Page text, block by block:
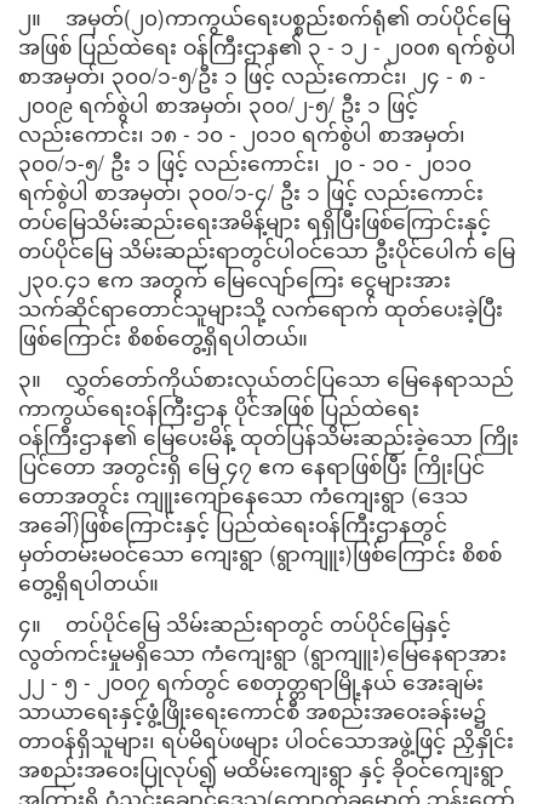
၂။ အမှတ်(၂၀)ကာကွယ်ရေးပစ္စည်းစက်ရုံ၏ တပ်ပိုင်မြေ
အဖြစ် ပြည်ထဲရေး ဝန်ကြီးဌာန၏ ၃ - ၁၂ - ၂၀၀၈ ရက်စွဲပါ
စာအမှတ်၊ ၃၀၀/၁-၅/ဦး ၁ ဖြင့် လည်းကောင်း၊ ၂၄ - ၈ -
၂၀၀၉ ရက်စွဲပါ စာအမှတ်၊ ၃၀၀/၂-၅/ ဦး ၁ ဖြင့်
လည်းကောင်း၊ ၁၈ - ၁၀ - ၂၀၁၀ ရက်စွဲပါ စာအမှတ်၊
၃၀၀/၁-၅/ ဦး ၁ ဖြင့် လည်းကောင်း၊ ၂၀ - ၁၀ - ၂၀၁၀
ရက်စွဲပါ စာအမှတ်၊ ၃၀၀/၁-၄/ ဦး ၁ ဖြင့် လည်းကောင်း
တပ်မြေသိမ်းဆည်းရေးအမိန့်များ ရရှိပြီးဖြစ်ကြောင်းနှင့်
တပ်ပိုင်မြေ သိမ်းဆည်းရာတွင်ပါဝင်သော ဦးပိုင်ပေါက် မြေ
၂၃၀.၄၁ ဧက အတွက် မြေလျော်ကြေး ငွေများအား
သက်ဆိုင်ရာတောင်သူများသို့ လက်ရောက် ထုတ်ပေးခဲ့ပြီး
ဖြစ်ကြောင်း စိစစ်တွေ့ရှိရပါတယ်။
၃။ လွှတ်တော်ကိုယ်စားလှယ်တင်ပြသော မြေနေရာသည်
ကာကွယ်ရေးဝန်ကြီးဌာန ပိုင်အဖြစ် ပြည်ထဲရေး
ဝန်ကြီးဌာန၏ မြေပေးမိန့် ထုတ်ပြန်သိမ်းဆည်းခဲ့သော ကြိုး
ပြင်တော အတွင်းရှိ မြေ ၄၇ ဧက နေရာဖြစ်ပြီး ကြိုးပြင်
တောအတွင်း ကျူးကျော်နေသော ကံကျေးရွာ (ဒေသ
အခေါ်)ဖြစ်ကြောင်းနှင့် ပြည်ထဲရေးဝန်ကြီးဌာနတွင်
မှတ်တမ်းမဝင်သော ကျေးရွာ (ရွာကျူး)ဖြစ်ကြောင်း စိစစ်
တွေ့ရှိရပါတယ်။
၄။ တပ်ပိုင်မြေ သိမ်းဆည်းရာတွင် တပ်ပိုင်မြေနှင့်
လွတ်ကင်းမှုမရှိသော ကံကျေးရွာ (ရွာကျူး)မြေနေရာအား
၂၂ - ၅ - ၂၀၀၇ ရက်တွင် စေတုတ္တရာမြို့နယ် အေးချမ်း
သာယာရေးနှင့်ဖွံ့ဖြိုးရေးကောင်စီ အစည်းအဝေးခန်းမ၌
တာဝန်ရှိသူများ၊ ရပ်မိရပ်ဖများ ပါဝင်သောအဖွဲ့ဖြင့် ညှိနှိုင်း
အစည်းအဝေးပြုလုပ်၍ မထိမ်းကျေးရွာ နှင့် ခိုဝင်ကျေးရွာ
အကြားရှိ ဂုံညှင်းချောင်ဒေသ(ကျောက်ခမောက် ဘုန်းတော်